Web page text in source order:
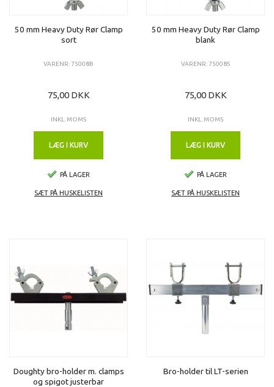
50 mm Heavy Duty Rør Clamp
sort
VARENR: 75008B
75,00 DKK
INKL. MOMS
LÆG I KURV
PÅ LAGER
SÆT PÅ HUSKELISTEN
50 mm Heavy Duty Rør Clamp
blank
VARENR: 75008S
75,00 DKK
INKL. MOMS
LÆG I KURV
PÅ LAGER
SÆT PÅ HUSKELISTEN
Doughty bro-holder m. clamps
og spigot justerbar
Bro-holder til LT-serien